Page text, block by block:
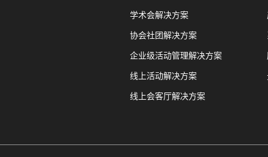
学术会解决方案
协会社团解决方案
企业级活动管理解决方案
线上活动解决方案
线上会客厅解决方案